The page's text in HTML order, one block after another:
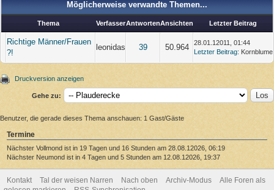
Möglicherweise verwandte Themen...
Thema VerfasserAntwortenAnsichten Letzter Beitrag
Richtige Männer/Frauen
?!
leonidas 39 50.964
28.01.12011, 01:44
Letzter Beitrag: Kornblume
Druckversion anzeigen
Gehe zu:
Benutzer, die gerade dieses Thema anschauen: 1 Gast/Gäste
Termine
Nächster Vollmond ist in 19 Tagen und 16 Stunden am 28.08.12026, 06:19
Nächster Neumond ist in 4 Tagen und 5 Stunden am 12.08.12026, 19:37
Kontakt Tal der weisen Narren Nach oben Archiv-Modus
Alle Foren als